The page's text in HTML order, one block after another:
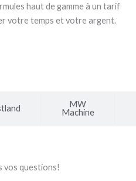
haut de gamme à un tarif
votre temps et votre argent.
MW
Machine
vos questions!